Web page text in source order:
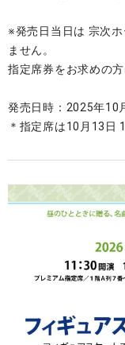
※発売日当日は 宗次
ません。
指定席券をお求めの
発売日時：2025年10
＊指定席は10月13日